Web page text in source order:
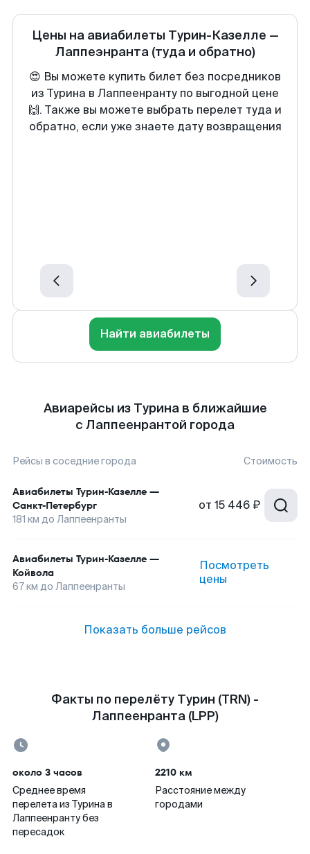
Цены на авиабилеты Турин-Казелле —
Лаппеэнранта (туда и обратно)
😍 Вы можете купить билет без посредников
из Турина в Лаппеенранту по выгодной цене
🙌. Также вы можете выбрать перелет туда и
обратно, если уже знаете дату возвращения
Найти авиабилеты
Авиарейсы из Турина в ближайшие
с Лаппеенрантой города
Рейсы в соседние города Стоимость
Авиабилеты Турин-Казелле —
Санкт-Петербург
181 км до Лаппеенранты
от 15 446 ₽
Авиабилеты Турин-Казелле —
Койвола
67км до Лаппеенранты
Посмотреть
цены
Показать больше рейсов
Факты по перелёту Турин (TRN) -
Лаппеенранта (LPP)
около 3 часов
Среднее время
перелета из Турина в
Лаппеенранту без
пересадок
2210 км
Расстояние между
городами